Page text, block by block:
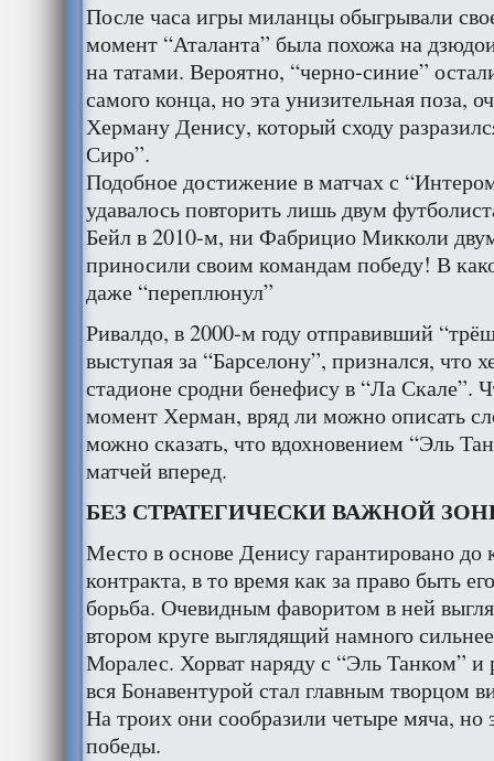
После часа игры миланцы обыгрывали
момент “Аталанта” была похожа на
на татами. Вероятно, “черно-синие”
самого конца, но эта унизительная поза,
Херману Денису, который сходу
Сиро”.
Подобное достижение в матчах с
удавалось повторить лишь двум
Бейл в 2010-м, ни Фабрицио Микколи
приносили своим командам победу! В
даже “переплюнул”
Ривалдо, в 2000-м году отправивший
выступая за “Барселону”, признался, что
стадионе сродни бенефису в “Ла Скале”.
момент Херман, вряд ли можно описать
можно сказать, что вдохновением “Эль
матчей вперед.
БЕЗ СТРАТЕГИЧЕСКИ ВАЖНОЙ
Место в основе Денису гарантировано до
контракта, в то время как за право быть
борьба. Очевидным фаворитом в ней
втором круге выглядящий намного
Моралес. Хорват наряду с “Эль Танком”
вся Бонавентурой стал главным творцом
На троих они сообразили четыре мяча, но
победы.